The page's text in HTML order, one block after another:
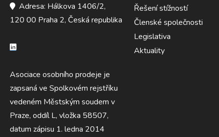
Adresa: Hálkova 1406/2,
120 00 Praha 2, Česká republika
Asociace osobního prodeje je
zapsaná ve Spolkovém rejstříku
vedeném Městským soudem v
Praze, oddíl L, vložka 58507,
datum zápisu 1. ledna 2014
Řešení stížností
Členské společnosti
Legislativa
Aktuality